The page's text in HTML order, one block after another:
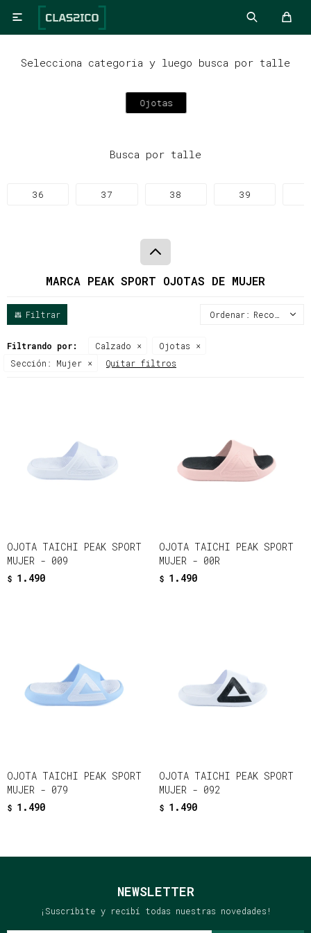

Selecciona categoria y luego busca por talle
Ojotas
Busca por talle
36 37 38 39
MARCA PEAK SPORT OJOTAS DE MUJER
Recomendados
Filtrando por: Calzado
Ojotas
Sección:
Mujer Quitar filtros
OJOTA TAICHI PEAK SPORT
MUJER - 009
$ 1.490
OJOTA TAICHI PEAK SPORT
MUJER - 00R
$ 1.490
OJOTA TAICHI PEAK SPORT
MUJER - 079
$ 1.490
OJOTA TAICHI PEAK SPORT
MUJER - 092
$ 1.490
NEWSLETTER
¡Suscribite y recibí todas nuestras novedades!